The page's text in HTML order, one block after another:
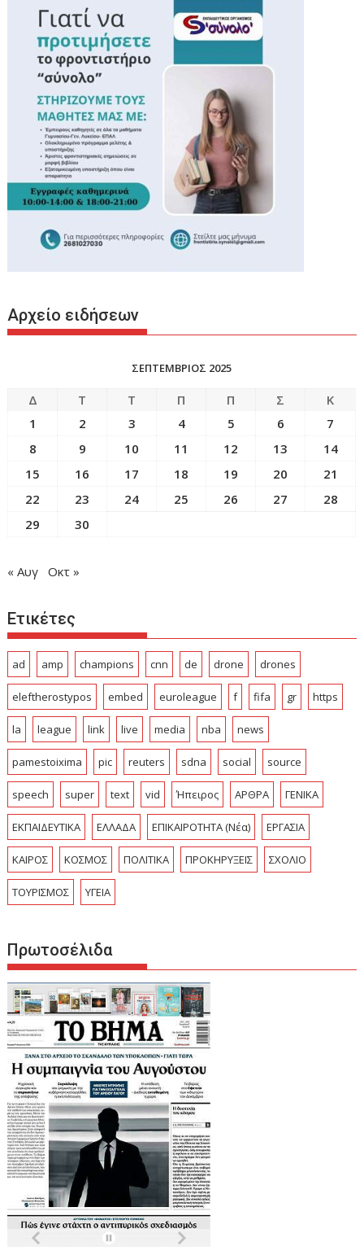
Αρχείο ειδήσεων
ΣΕΠΤΕΜΒΡΙΟΣ 2025
Δ Τ Τ Π Π Σ
Κ
1
2 3 4 5 6
7
8
9 10 11 12 13
14
15
16 17 18 19 20
21
22
23 24 25 26 27
28
29
30
« Αυγ Οκτ »
Ετικέτες
ad amp champions cnn de drone drones
eleftherostypos embed euroleague f fifa gr https
la league link live media nba news
pamestoixima pic reuters sdna social source
speech super text vid Ήπειρος ΑΡΘΡΑ ΓΕΝΙΚΑ
ΕΚΠΑΙΔΕΥΤΙΚΑ ΕΛΛΑΔΑ ΕΠΙΚΑΙΡΟΤΗΤΑ (Νέα) ΕΡΓΑΣΙΑ
ΚΑΙΡΟΣ ΚΟΣΜΟΣ ΠΟΛΙΤΙΚΑ ΠΡΟΚΗΡΥΞΕΙΣ ΣΧΟΛΙΟ
ΤΟΥΡΙΣΜΟΣ ΥΓΕΙΑ
Πρωτοσέλιδα